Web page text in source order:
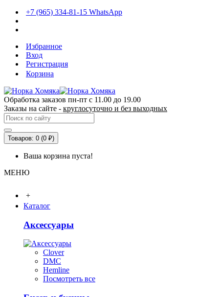
+7 (965) 334-81-15 WhatsApp
Избранное
Вход
Регистрация
Корзина
Обработка заказов пн-пт с 11.00 до 19.00
Заказы на сайте - круглосуточно и без выходных
Товаров: 0 (0 ₽)
Ваша корзина пуста!
МЕНЮ
+
Каталог
Аксессуары
Clover
DMC
Hemline
Посмотреть все